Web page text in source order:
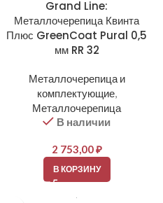
Grand Line:
Металлочерепица Квинта
Плюс GreenCoat Pural 0,5
мм RR 32
Металлочерепица и
комплектующие,
Металлочерепица
В наличии
2 753,00₽
В КОРЗИНУ